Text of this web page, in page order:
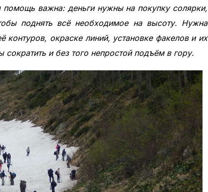
важна: деньги нужны на покупку солярки,
поднять всё необходимое на высоту. Нужна
окраске линий, установке факелов и их
и без того непростой подъём в гору.